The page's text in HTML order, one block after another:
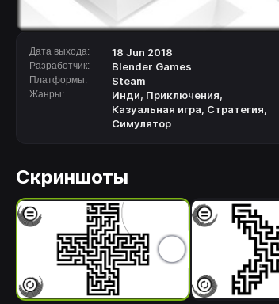
Дата выхода: 18 Jun 2018
Разработчик: Blender Games
Платформы: Steam
Жанры: Инди, Приключения,
Казуальная игра, Стратегия,
Симулятор
Скриншоты